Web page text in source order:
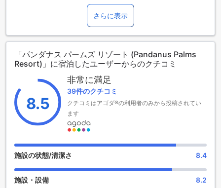
パンダナス パームズ ホテルは、オーストラリアの美しいゴー
ルドコーストに位置する魅力的な3つ星ホテルです。1988年
に建設され、2017年に改装されたこのホテルは、現代的な快
適さと伝統的なホスピタリティを兼ね備えています。市中心
部から19kmの距離にあり、空港からは約76分でアクセス可能
です。静かな環境の中で、リラックスしたひとときをお過ご
しいただけます。
全38室の客室は、広々とした空間と温かみのあるデザインが
特徴で、訪れるゲストに心地よい滞在を提供します。チェッ
クインは午後2時から、チェックアウトは午前10時まで可能
で、柔軟なスケジュールでの滞在が実現します。また、2歳か
ら12歳までのお子様は無料で宿泊できるため、家族旅行にも
最適な選択肢です。パンダナス パームズ ホテルで、ゴールド
コーストの魅力を存分に楽しんでください。
パンダナス パームズ ホテルのエンターテイメント施設
パンダナス パームズ ホテルでは、リラックスしたひとときを
楽しむためのエンターテイメント施設が充実しています。ま
さらに表示
「パンダナス パームズ リゾート (Pandanus Palms
Resort)」に宿泊したユーザーからのクチコミ
8.5
非常に満足
39件のクチコミ
クチコミはアゴダ®の利用者のみから投稿されてい
ます
施設の状態/清潔さ 8.4
施設・設備 8.2